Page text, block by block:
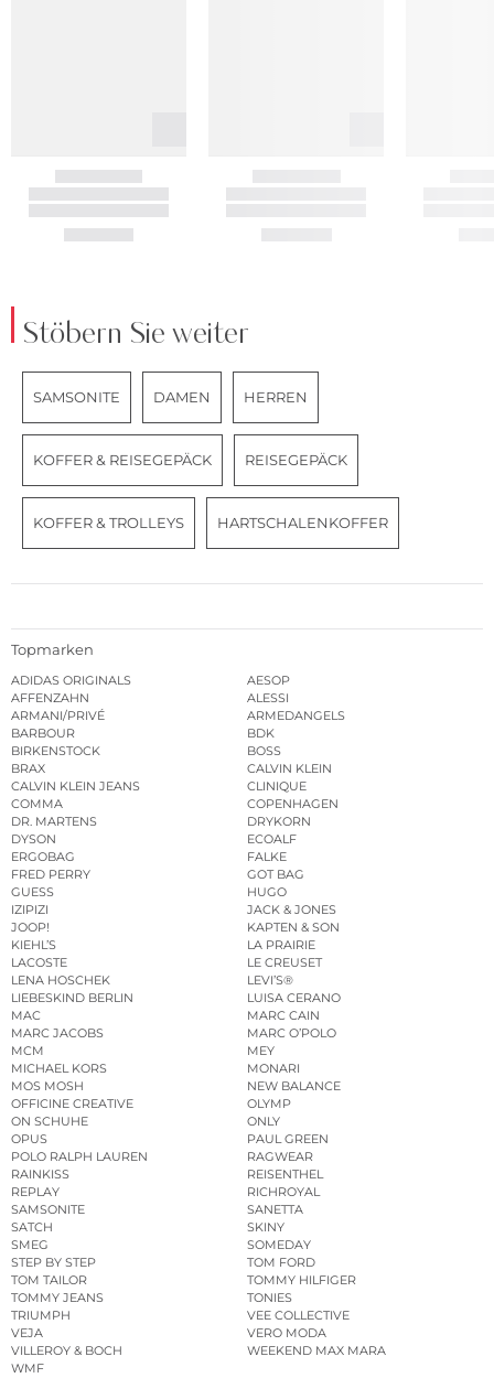
Stöbern Sie weiter
SAMSONITE DAMEN HERREN
KOFFER & REISEGEPÄCK REISEGEPÄCK
KOFFER & TROLLEYS HARTSCHALENKOFFER
Topmarken
ADIDAS ORIGINALS
AESOP
AFFENZAHN
ALESSI
ARMANI/PRIVÉ
ARMEDANGELS
BARBOUR
BDK
BIRKENSTOCK
BOSS
BRAX
CALVIN KLEIN
CALVIN KLEIN JEANS
CLINIQUE
COMMA
COPENHAGEN
DR. MARTENS
DRYKORN
DYSON
ECOALF
ERGOBAG
FALKE
FRED PERRY
GOT BAG
GUESS
HUGO
IZIPIZI
JACK & JONES
JOOP!
KAPTEN & SON
KIEHL’S
LA PRAIRIE
LACOSTE
LE CREUSET
LENA HOSCHEK
LEVI’S®
LIEBESKIND BERLIN
LUISA CERANO
MAC
MARC CAIN
MARC JACOBS
MARC O’POLO
MCM
MEY
MICHAEL KORS
MONARI
MOS MOSH
NEW BALANCE
OFFICINE CREATIVE
OLYMP
ON SCHUHE
ONLY
OPUS
PAUL GREEN
POLO RALPH LAUREN
RAGWEAR
RAINKISS
REISENTHEL
REPLAY
RICHROYAL
SAMSONITE
SANETTA
SATCH
SKINY
SMEG
SOMEDAY
STEP BY STEP
TOM FORD
TOM TAILOR
TOMMY HILFIGER
TOMMY JEANS
TONIES
TRIUMPH
VEE COLLECTIVE
VEJA
VERO MODA
VILLEROY & BOCH
WEEKEND MAX MARA
WMF